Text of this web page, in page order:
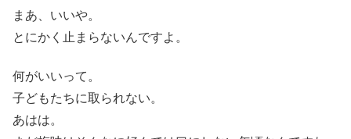
まあ、いいや。
とにかく止まらないんですよ。
何がいいって。
子どもたちに取られない。
あはは。